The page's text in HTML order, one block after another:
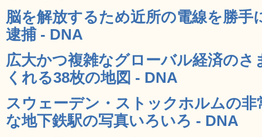
脳を解放するため近所の電線を勝手
逮捕 - DNA
広大かつ複雑なグローバル経済の
くれる38枚の地図 - DNA
スウェーデン・ストックホルムの
な地下鉄駅の写真いろいろ - DNA